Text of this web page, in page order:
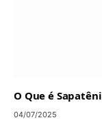
O Que é
04/07/2025